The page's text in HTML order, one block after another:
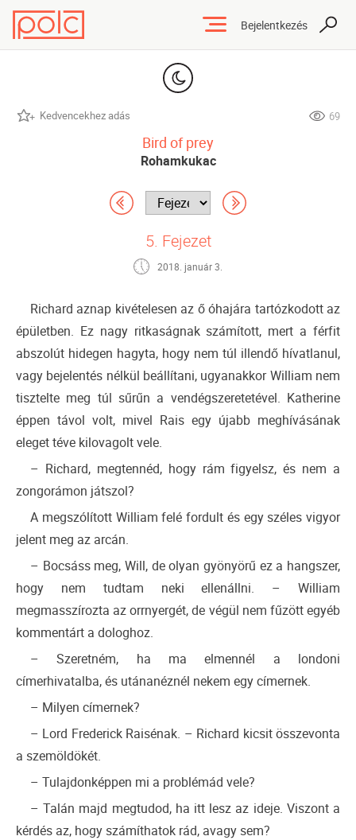
Bejelentkezés
Kedvencekhez adás 69
Bird of prey
Rohamkukac
5. Fejezet
2018. január 3.
Richard aznap kivételesen az ő óhajára tartózkodott az
épületben. Ez nagy ritkaságnak számított, mert a férfit
abszolút hidegen hagyta, hogy nem túl illendő hívatlanul,
vagy bejelentés nélkül beállítani, ugyanakkor William nem
tisztelte meg túl sűrűn a vendégszeretetével. Katherine
éppen távol volt, mivel Rais egy újabb meghívásának
eleget téve kilovagolt vele.
– Richard, megtennéd, hogy rám figyelsz, és nem a
zongorámon játszol?
A megszólított William felé fordult és egy széles vigyor
jelent meg az arcán.
– Bocsáss meg, Will, de olyan gyönyörű ez a hangszer,
hogy nem tudtam neki ellenállni. – William
megmasszírozta az orrnyergét, de végül nem fűzött egyéb
kommentárt a dologhoz.
– Szeretném, ha ma elmennél a londoni
címerhivatalba, és utánanéznél nekem egy címernek.
– Milyen címernek?
– Lord Frederick Raisénak. – Richard kicsit összevonta
a szemöldökét.
– Tulajdonképpen mi a problémád vele?
– Talán majd megtudod, ha itt lesz az ideje. Viszont a
kérdés az, hogy számíthatok rád, avagy sem?